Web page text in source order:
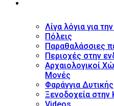
Λίγα λόγια για
Πόλεις
Παραθαλάσσιες
Περιοχές στην
Αρχαιολογικοί
Μονές
Φαράγγια
Ξενοδοχεία στην